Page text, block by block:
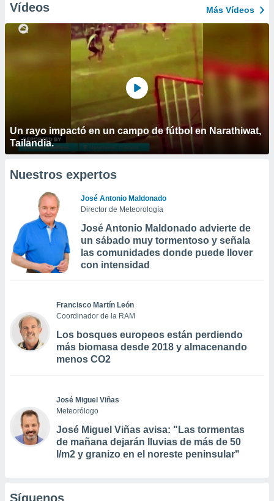
Vídeos Más Vídeos
Un rayo impactó en un campo de fútbol en Narathiwat,
Tailandia.
Nuestros expertos
José Antonio Maldonado
Director de Meteorología
José Antonio Maldonado advierte de
un sábado muy tormentoso y señala
las comunidades donde puede llover
con intensidad
Francisco Martín León
Coordinador de la RAM
Los bosques europeos están perdiendo
más biomasa desde 2018 y almacenando
menos CO2
José Miguel Viñas
Meteorólogo
José Miguel Viñas avisa: "Las tormentas
de mañana dejarán lluvias de más de 50
l/m2 y granizo en el noreste peninsular"
Síguenos